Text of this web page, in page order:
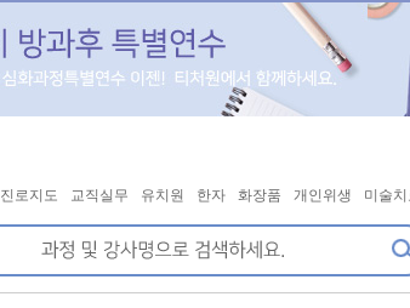
진로지도 교직실무 유치원 한자 화장품 개인위생 미술치